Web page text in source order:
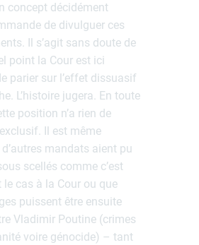
concept décidément
de divulguer ces
Il s’agit sans doute de
point la Cour est ici
parier sur l’effet dissuasif
L’histoire jugera. En toute
position n’a rien de
Il est même
mandats aient pu
scellés comme c’est
cas à la Cour ou que
puissent être ensuite
Vladimir Poutine (crimes
voire génocide) – tant